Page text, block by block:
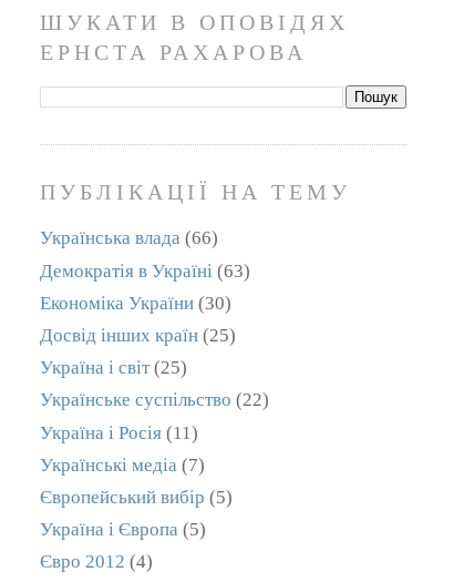
ШУКАТИ В ОПОВІДЯХ
ЕРНСТА РАХАРОВА
ПУБЛІКАЦІЇ НА ТЕМУ
Українська влада (66)
Демократія в Україні (63)
Економіка України (30)
Досвід інших країн (25)
Україна і світ (25)
Українське суспільство (22)
Україна і Росія (11)
Українські медіа (7)
Європейський вибір (5)
Україна і Європа (5)
Євро 2012 (4)